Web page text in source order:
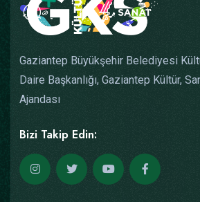
Gaziantep Büyükşehir Belediyesi
Daire Başkanlığı, Gaziantep Kültür,
Ajandası
Bizi Takip Edin: